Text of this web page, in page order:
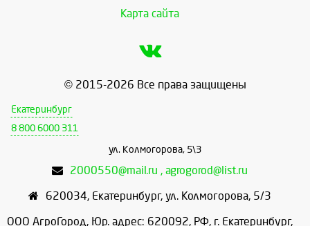
Карта сайта
© 2015-2026 Все права защищены
Екатеринбург
8 800 6000 311
ул. Колмогорова, 5\3
2000550@mail.ru , agrogorod@list.ru
620034, Екатеринбург, ул. Колмогорова, 5/3
ООО АгроГород, Юр. адрес: 620092, РФ, г. Екатеринбург,